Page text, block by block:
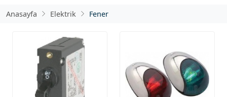
Anasayfa Elektrik Fener